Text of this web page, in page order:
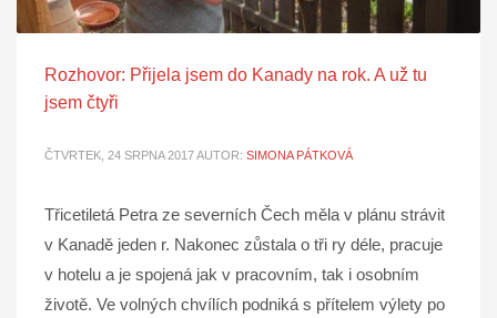
Rozhovor: Přijela jsem do Kanady na rok. A už tu
jsem čtyři
ČTVRTEK, 24 SRPNA 2017AUTOR: SIMONA PÁTKOVÁ
Třicetiletá Petra ze severních Čech měla v plánu strávit
v Kanadě jeden r. Nakonec zůstala o tři ry déle, pracuje
v hotelu a je spojená jak v pracovním, tak i osobním
životě. Ve volných chvílích podniká s přítelem výlety po